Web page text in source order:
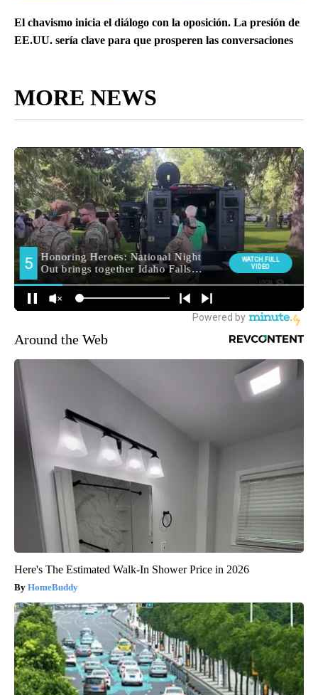
El chavismo inicia el diálogo con la oposición. La presión de
EE.UU. sería clave para que prosperen las conversaciones
MORE NEWS
Around the Web
Here's The Estimated Walk-In Shower Price in 2026
HomeBuddy